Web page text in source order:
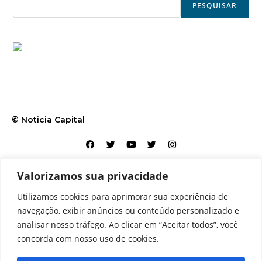
Valorizamos sua privacidade
Utilizamos cookies para aprimorar sua experiência de
navegação, exibir anúncios ou conteúdo personalizado e
analisar nosso tráfego. Ao clicar em “Aceitar todos”, você
concorda com nosso uso de cookies.
PESQUISAR
© Noticia Capital
Contato Home Aviso legal Configurações de cookies
Equipe Perfil Política de cookies Serviços